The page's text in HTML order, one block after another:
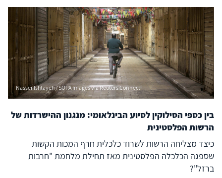
Nasser Ishtayeh / SOPA Images via Reuters Connect
בין כספי הסילוקין לסיוע הבינלאומי: מנגנון ההישרדות של
הרשות הפלסטינית
כיצד מצליחה הרשות לשרוד כלכלית חרף המכות הקשות
שספגה הכלכלה הפלסטינית מאז תחילת מלחמת "חרבות
ברזל"?